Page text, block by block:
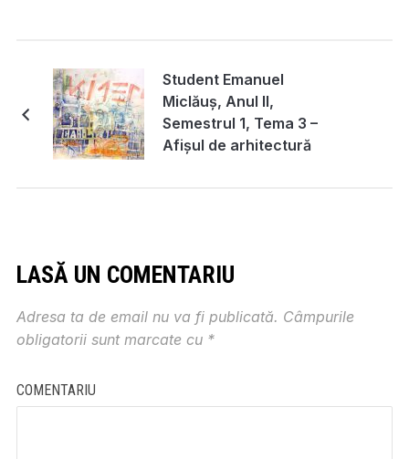
Student Emanuel
Miclăuș, Anul II,
Semestrul 1, Tema 3 –
Afișul de arhitectură
LASĂ UN COMENTARIU
Adresa ta de email nu va fi publicată. Câmpurile
obligatorii sunt marcate cu *
COMENTARIU